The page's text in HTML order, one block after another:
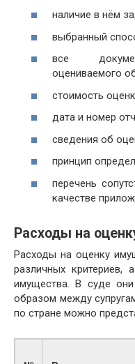
наличие в нём
выбранный
все
оцениваемого
стоимость
дата и номер
сведения об
принцип
перечень
качестве
Расходы на
Расходы на оценку
различных
имущества. В суде
образом между
по стране можно